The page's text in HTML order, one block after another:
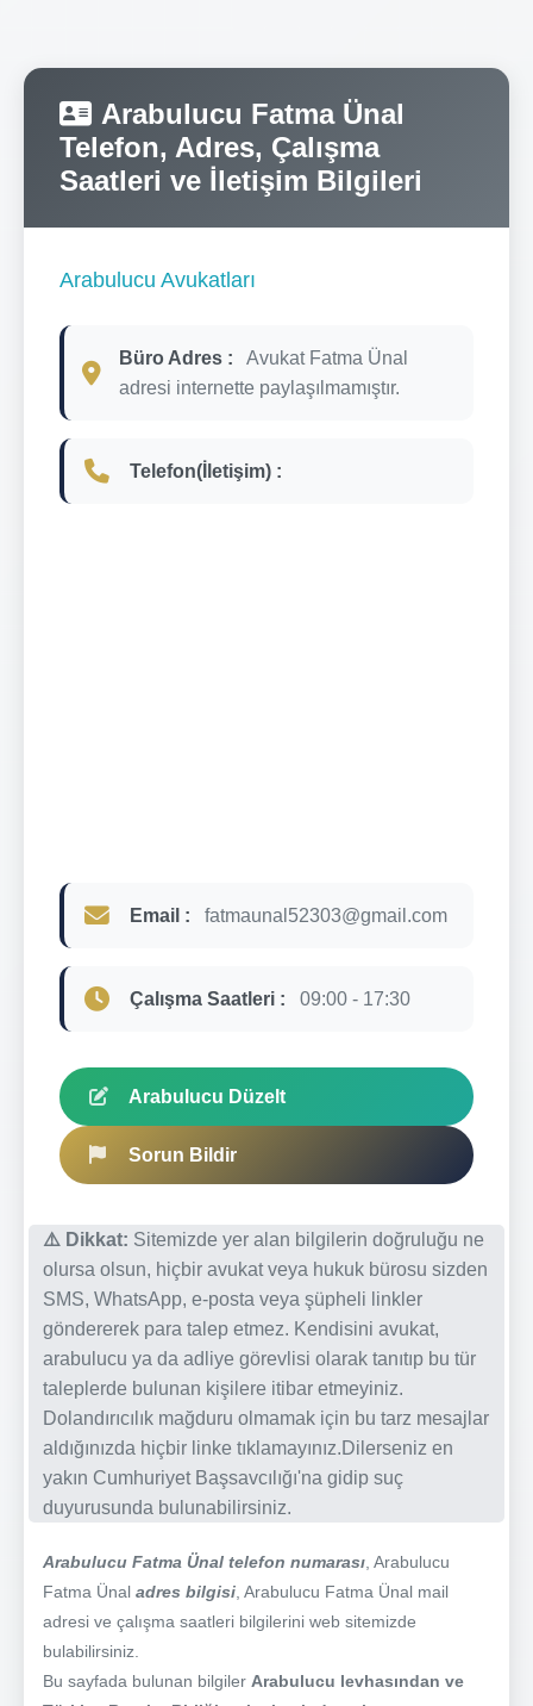
Arabulucu Fatma Ünal
Telefon, Adres, Çalışma
Saatleri ve İletişim Bilgileri
Arabulucu Avukatları
Büro Adres :
Avukat Fatma Ünal
adresi internette paylaşılmamıştır.
Telefon(İletişim) :
Email : fatmaunal52303@gmail.com
Çalışma Saatleri : 09:00 - 17:30
Arabulucu Düzelt
Sorun Bildir
⚠️ Dikkat: Sitemizde yer alan bilgilerin doğruluğu ne
olursa olsun, hiçbir avukat veya hukuk bürosu sizden
SMS, WhatsApp, e-posta veya şüpheli linkler
göndererek para talep etmez. Kendisini avukat,
arabulucu ya da adliye görevlisi olarak tanıtıp bu tür
taleplerde bulunan kişilere itibar etmeyiniz.
Dolandırıcılık mağduru olmamak için bu tarz mesajlar
aldığınızda hiçbir linke tıklamayınız.Dilerseniz en
yakın Cumhuriyet Başsavcılığı'na gidip suç
duyurusunda bulunabilirsiniz.
Arabulucu Fatma Ünal telefon numarası , Arabulucu
Fatma Ünal adres bilgisi , Arabulucu Fatma Ünal mail
adresi ve çalışma saatleri bilgilerini web sitemizde
bulabilirsiniz.
Bu sayfada bulunan bilgiler Arabulucu levhasından ve